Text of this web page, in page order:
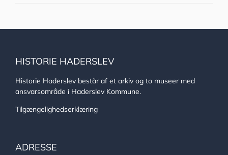
HISTORIE HADERSLEV
Historie Haderslev består af et arkiv og to museer med
ansvarsområde i Haderslev Kommune.
Tilgængelighedserklæring
ADRESSE